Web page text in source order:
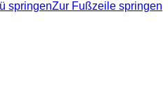
springenZur Fußzeile springen